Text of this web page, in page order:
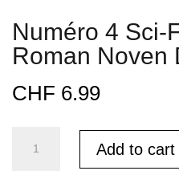
Numéro 4 Sci-
Roman Noven
CHF 6.99
Add to cart